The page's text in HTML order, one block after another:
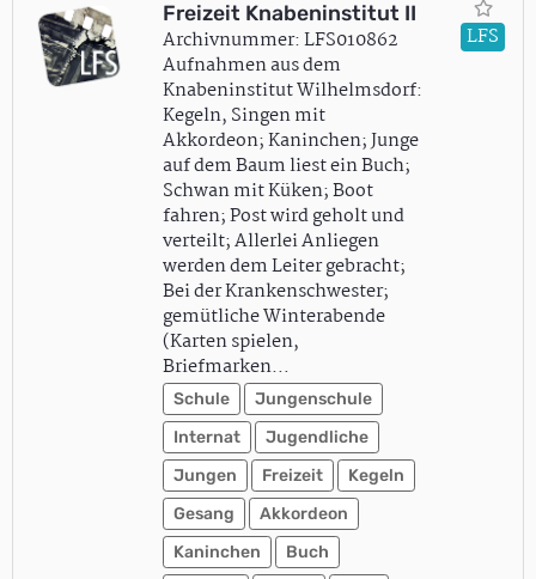
Freizeit Knabeninstitut II
Archivnummer: LFS010862
Aufnahmen aus dem
Knabeninstitut Wilhelmsdorf:
Kegeln, Singen mit
Akkordeon; Kaninchen; Junge
auf dem Baum liest ein Buch;
Schwan mit Küken; Boot
fahren; Post wird geholt und
verteilt; Allerlei Anliegen
werden dem Leiter gebracht;
Bei der Krankenschwester;
gemütliche Winterabende
(Karten spielen,
Briefmarken…
Schule
Jungenschule
Internat
Jugendliche
Jungen
Freizeit
Kegeln
Gesang
Akkordeon
Kaninchen
Buch
LFS